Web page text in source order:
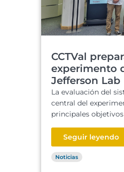
CCTVal
experimento
Jefferson Lab
La evaluación del
central del
principales objetivos
Seguir leyendo
Noticias